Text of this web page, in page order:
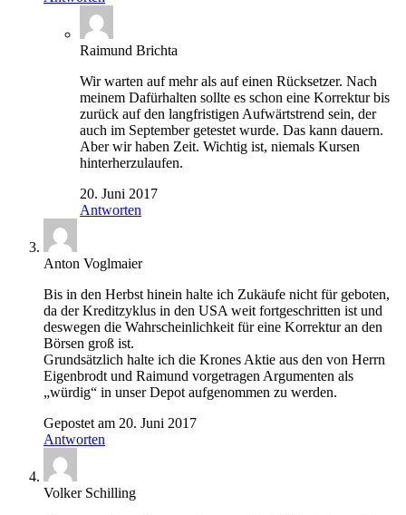
Raimund Brichta
Wir warten auf mehr als auf einen Rücksetzer. Nach
meinem Dafürhalten sollte es schon eine Korrektur bis
zurück auf den langfristigen Aufwärtstrend sein, der
auch im September getestet wurde. Das kann dauern.
Aber wir haben Zeit. Wichtig ist, niemals Kursen
hinterherzulaufen.
20. Juni 2017
Antworten
Anton Voglmaier
Bis in den Herbst hinein halte ich Zukäufe nicht für geboten,
da der Kreditzyklus in den USA weit fortgeschritten ist und
deswegen die Wahrscheinlichkeit für eine Korrektur an den
Börsen groß ist.
Grundsätzlich halte ich die Krones Aktie aus den von Herrn
Eigenbrodt und Raimund vorgetragen Argumenten als
„würdig“ in unser Depot aufgenommen zu werden.
Gepostet am 20. Juni 2017
Antworten
Volker Schilling